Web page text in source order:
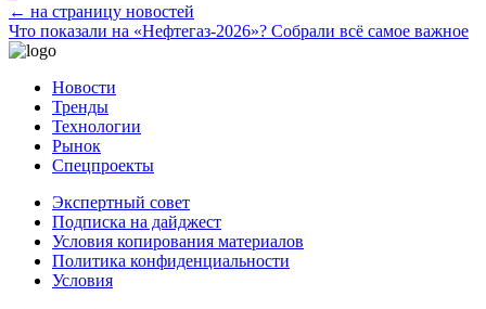
← на страницу новостей
Что показали на «Нефтегаз-2026»? Собрали всё самое важное
Новости
Тренды
Технологии
Рынок
Спецпроекты
Экспертный совет
Подписка на дайджест
Условия копирования материалов
Политика конфиденциальности
Условия